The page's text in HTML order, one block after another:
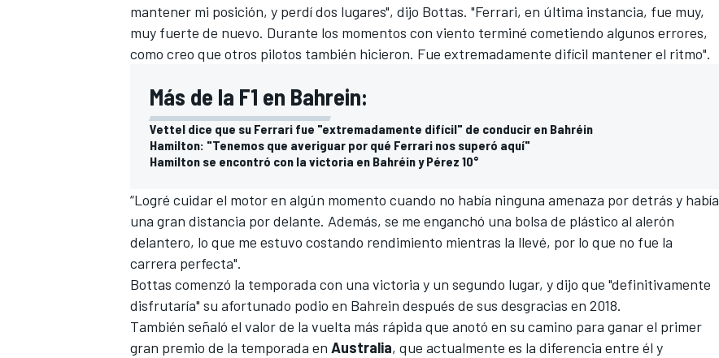
FÓRMULA E
WRC
mantener mi posición, y perdí dos lugares", dijo Bottas. "Ferrari, en última instancia, fue muy,
muy fuerte de nuevo. Durante los momentos con viento terminé cometiendo algunos errores,
como creo que otros pilotos también hicieron. Fue extremadamente difícil mantener el ritmo".
Más de la F1 en Bahrein:
Vettel dice que su Ferrari fue "extremadamente difícil" de conducir en Bahréin
Hamilton: "Tenemos que averiguar por qué Ferrari nos superó aquí"
Hamilton se encontró con la victoria en Bahréin y Pérez 10°
“Logré cuidar el motor en algún momento cuando no había ninguna amenaza por detrás y había
una gran distancia por delante. Además, se me enganchó una bolsa de plástico al alerón
delantero, lo que me estuvo costando rendimiento mientras la llevé, por lo que no fue la
carrera perfecta".
Bottas comenzó la temporada con una victoria y un segundo lugar, y dijo que "definitivamente
disfrutaría" su afortunado podio en Bahrein después de sus desgracias en 2018.
También señaló el valor de la vuelta más rápida que anotó en su camino para ganar el primer
gran premio de la temporada en Australia, que actualmente es la diferencia entre él y